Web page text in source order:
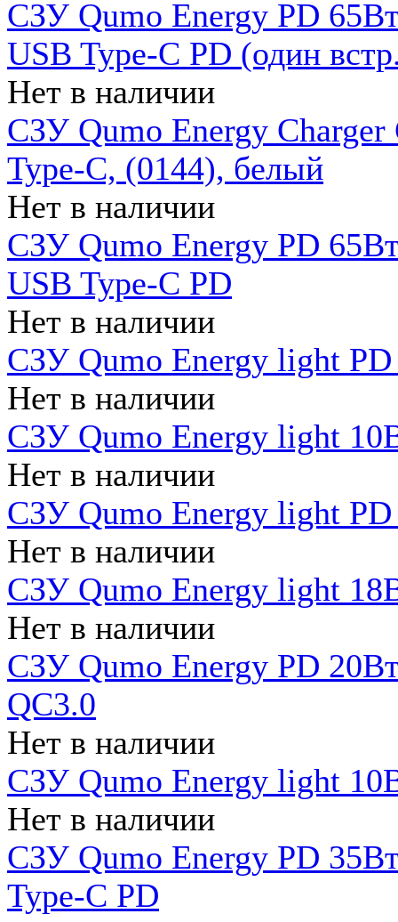
СЗУ Qumo Energy PD
USB Type-C PD (один
Нет в наличии
СЗУ Qumo Energy
Type-C, (0144), белый
Нет в наличии
СЗУ Qumo Energy PD
USB Type-C PD
Нет в наличии
СЗУ Qumo Energy light
Нет в наличии
СЗУ Qumo Energy light
Нет в наличии
СЗУ Qumo Energy light
Нет в наличии
СЗУ Qumo Energy light
Нет в наличии
СЗУ Qumo Energy PD
QC3.0
Нет в наличии
СЗУ Qumo Energy light
Нет в наличии
СЗУ Qumo Energy PD
Type-C PD